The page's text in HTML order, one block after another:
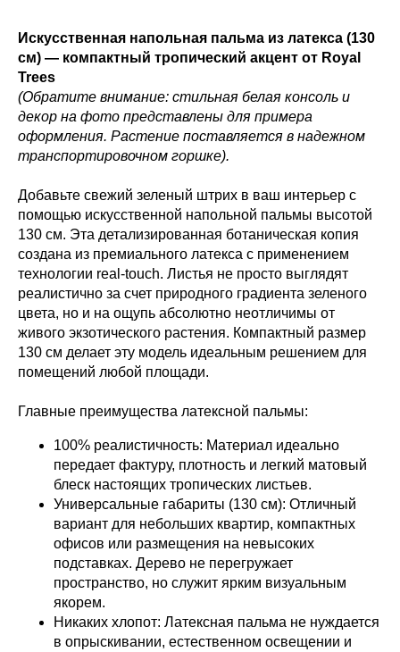
Искусственная напольная пальма из латекса (130
см) — компактный тропический акцент от Royal
Trees
(Обратите внимание: стильная белая консоль и
декор на фото представлены для примера
оформления. Растение поставляется в надежном
транспортировочном горшке).
Добавьте свежий зеленый штрих в ваш интерьер с
помощью искусственной напольной пальмы высотой
130 см. Эта детализированная ботаническая копия
создана из премиального латекса с применением
технологии real-touch. Листья не просто выглядят
реалистично за счет природного градиента зеленого
цвета, но и на ощупь абсолютно неотличимы от
живого экзотического растения. Компактный размер
130 см делает эту модель идеальным решением для
помещений любой площади.
Главные преимущества латексной пальмы:
100% реалистичность: Материал идеально
передает фактуру, плотность и легкий матовый
блеск настоящих тропических листьев.
Универсальные габариты (130 см): Отличный
вариант для небольших квартир, компактных
офисов или размещения на невысоких
подставках. Дерево не перегружает
пространство, но служит ярким визуальным
якорем.
Никаких хлопот: Латексная пальма не нуждается
в опрыскивании, естественном освещении и